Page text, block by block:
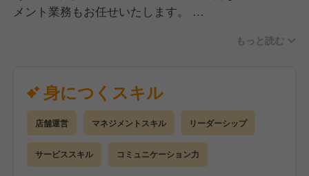
メント業務もお任せいたします。
当店では、本部が整備したマニュアルを完備！
てご活躍いただける環境です。
現場では、スタッフ間で日々の行動や活動を賞賛し合
える「チャンピオンズカード」システムを導入してい
ます。
コミュニケーションが取りやすい雰囲気で、あなたの
もっと読む
身につくスキル
店舗運営 マネジメントスキル リーダーシップ
サービススキル コミュニケーション力